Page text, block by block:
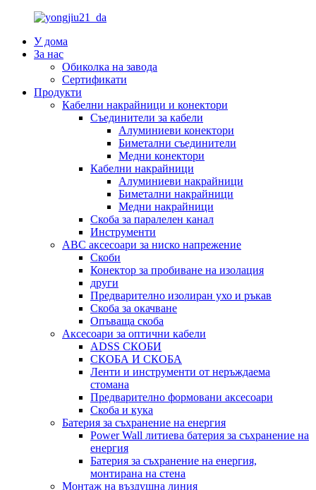
У дома
За нас
Обиколка на завода
Сертификати
Продукти
Кабелни накрайници и конектори
Съединители за кабели
Алуминиеви конектори
Биметални съединители
Медни конектори
Кабелни накрайници
Алуминиеви накрайници
Биметални накрайници
Медни накрайници
Скоба за паралелен канал
Инструменти
ABC аксесоари за ниско напрежение
Скоби
Конектор за пробиване на изолация
други
Предварително изолиран ухо и ръкав
Скоба за окачване
Опъваща скоба
Аксесоари за оптични кабели
ADSS СКОБИ
СКОБА И СКОБА
Ленти и инструменти от неръждаема
стомана
Предварително формовани аксесоари
Скоба и кука
Батерия за съхранение на енергия
Power Wall литиева батерия за съхранение на
енергия
Батерия за съхранение на енергия,
монтирана на стена
Монтаж на въздушна линия